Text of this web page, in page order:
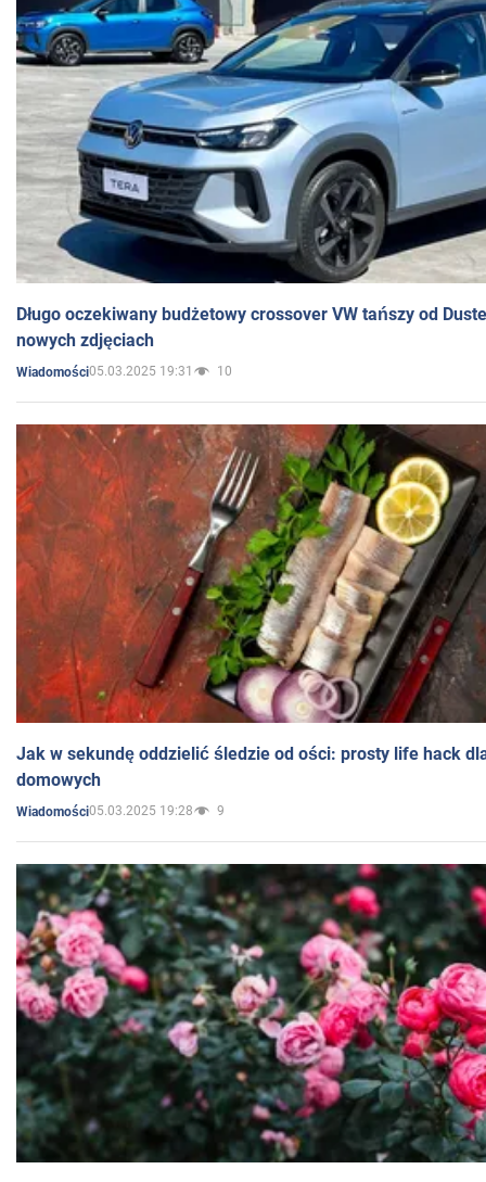
Długo oczekiwany budżetowy crossover VW tańszy od
nowych zdjęciach
Wiadomości05.03.2025 19:31 10
Jak w sekundę oddzielić śledzie od ości: prosty life hack
domowych
Wiadomości05.03.2025 19:28 9